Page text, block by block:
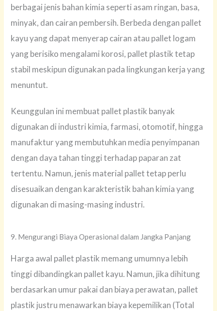
berbagai jenis bahan kimia seperti asam ringan, basa,
minyak, dan cairan pembersih. Berbeda dengan pallet
kayu yang dapat menyerap cairan atau pallet logam
yang berisiko mengalami korosi, pallet plastik tetap
stabil meskipun digunakan pada lingkungan kerja yang
menuntut.
Keunggulan ini membuat pallet plastik banyak
digunakan di industri kimia, farmasi, otomotif, hingga
manufaktur yang membutuhkan media penyimpanan
dengan daya tahan tinggi terhadap paparan zat
tertentu. Namun, jenis material pallet tetap perlu
disesuaikan dengan karakteristik bahan kimia yang
digunakan di masing-masing industri.
9. Mengurangi Biaya Operasional dalam Jangka Panjang
Harga awal pallet plastik memang umumnya lebih
tinggi dibandingkan pallet kayu. Namun, jika dihitung
berdasarkan umur pakai dan biaya perawatan, pallet
plastik justru menawarkan biaya kepemilikan (Total